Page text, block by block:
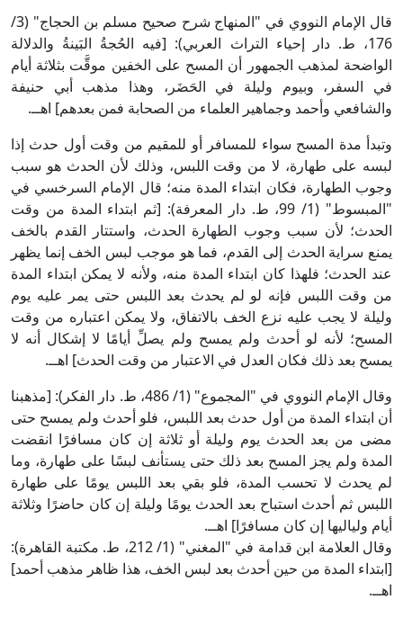
قال الإمام النووي في "المنهاج شرح صحيح مسلم بن الحجاج" (3/
176، ط. دار إحياء التراث العربي): [فيه الحُجةُ البَينةُ والدلالة
الواضحة لمذهب الجمهور أن المسح على الخفين موقَّت بثلاثة أيام
في السفر، وبيوم وليلة في الحَضَر، وهذا مذهب أبي حنيفة
والشافعي وأحمد وجماهير العلماء من الصحابة فمن بعدهم] اهــ.
وتبدأ مدة المسح سواء للمسافر أو للمقيم من وقت أول حدث إذا
لبسه على طهارة، لا من وقت اللبس، وذلك لأن الحدث هو سبب
وجوب الطهارة، فكان ابتداء المدة منه؛ قال الإمام السرخسي في
"المبسوط" (1/ 99، ط. دار المعرفة): [ثم ابتداء المدة من وقت
الحدث؛ لأن سبب وجوب الطهارة الحدث، واستتار القدم بالخف
يمنع سراية الحدث إلى القدم، فما هو موجب لبس الخف إنما يظهر
عند الحدث؛ فلهذا كان ابتداء المدة منه، ولأنه لا يمكن ابتداء المدة
من وقت اللبس فإنه لو لم يحدث بعد اللبس حتى يمر عليه يوم
وليلة لا يجب عليه نزع الخف بالاتفاق، ولا يمكن اعتباره من وقت
المسح؛ لأنه لو أحدث ولم يمسح ولم يصلِّ أيامًا لا إشكال أنه لا
يمسح بعد ذلك فكان العدل في الاعتبار من وقت الحدث] اهــ.
وقال الإمام النووي في "المجموع" (1/ 486، ط. دار الفكر): [مذهبنا
أن ابتداء المدة من أول حدث بعد اللبس، فلو أحدث ولم يمسح حتى
مضى من بعد الحدث يوم وليلة أو ثلاثة إن كان مسافرًا انقضت
المدة ولم يجز المسح بعد ذلك حتى يستأنف لبسًا على طهارة، وما
لم يحدث لا تحسب المدة، فلو بقي بعد اللبس يومًا على طهارة
اللبس ثم أحدث استباح بعد الحدث يومًا وليلة إن كان حاضرًا وثلاثة
أيام ولياليها إن كان مسافرًا] اهــ.
وقال العلامة ابن قدامة في "المغني" (1/ 212، ط. مكتبة القاهرة):
[ابتداء المدة من حين أحدث بعد لبس الخف، هذا ظاهر مذهب أحمد]
اهــ.